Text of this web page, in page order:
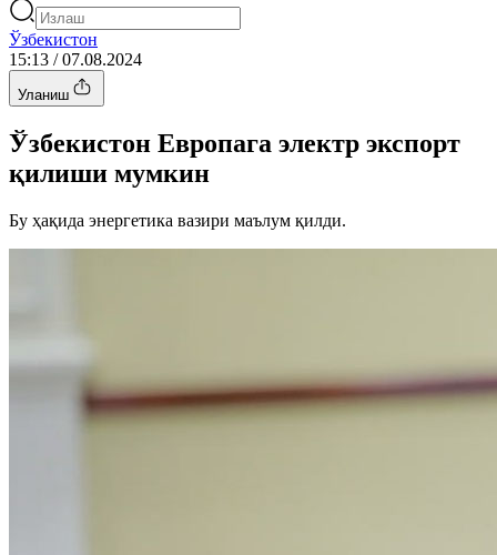
Ўзбекистон
15:13 / 07.08.2024
Уланиш
Ўзбекистон Европага электр экспорт
қилиши мумкин
Бу ҳақида энергетика вазири маълум қилди.